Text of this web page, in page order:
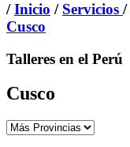
/Inicio / Servicios /
Cusco
Talleres en el Perú
Cusco